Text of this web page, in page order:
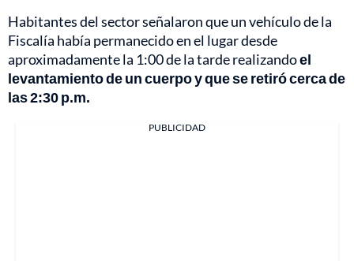
Habitantes del sector señalaron que un vehículo de la
Fiscalía había permanecido en el lugar desde
aproximadamente la 1:00 de la tarde realizandoel
levantamiento de un cuerpo y que se retiró cerca de
las 2:30 p.m.
PUBLICIDAD